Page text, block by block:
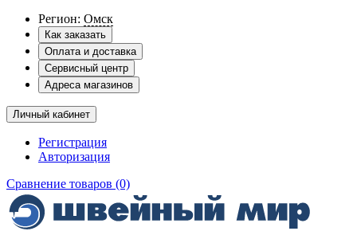
Регион: Омск
Как заказать
Оплата и доставка
Сервисный центр
Адреса магазинов
Личный кабинет
Регистрация
Авторизация
Сравнение товаров (0)